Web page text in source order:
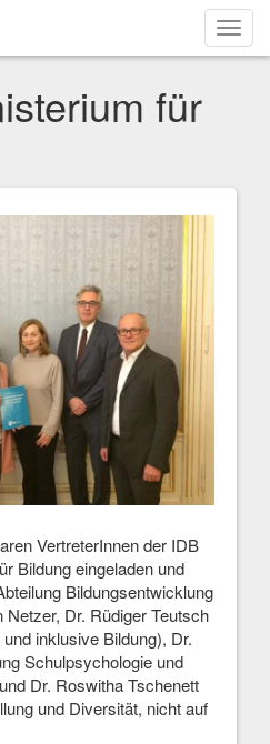
für
VertreterInnen der IDB
Bildung eingeladen und
Bildungsentwicklung
Dr. Rüdiger Teutsch
inklusive Bildung), Dr.
Schulpsychologie und
Dr. Roswitha Tschenett
und Diversität, nicht auf